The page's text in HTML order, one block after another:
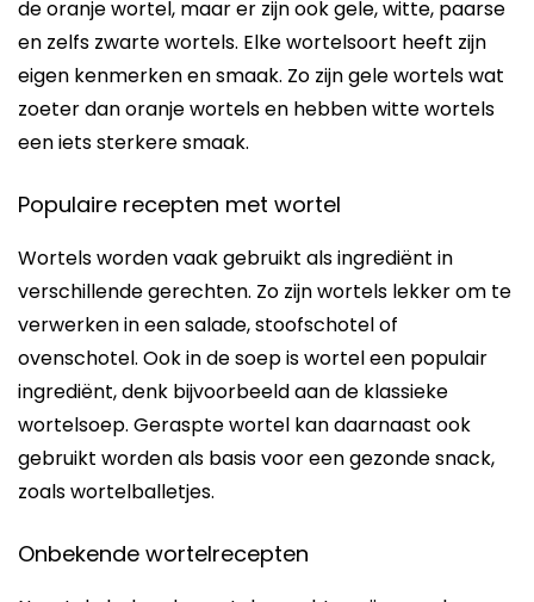
de oranje wortel, maar er zijn ook gele, witte, paarse
en zelfs zwarte wortels. Elke wortelsoort heeft zijn
eigen kenmerken en smaak. Zo zijn gele wortels wat
zoeter dan oranje wortels en hebben witte wortels
een iets sterkere smaak.
Populaire recepten met wortel
Wortels worden vaak gebruikt als ingrediënt in
verschillende gerechten. Zo zijn wortels lekker om te
verwerken in een salade, stoofschotel of
ovenschotel. Ook in de soep is wortel een populair
ingrediënt, denk bijvoorbeeld aan de klassieke
wortelsoep. Geraspte wortel kan daarnaast ook
gebruikt worden als basis voor een gezonde snack,
zoals wortelballetjes.
Onbekende wortelrecepten